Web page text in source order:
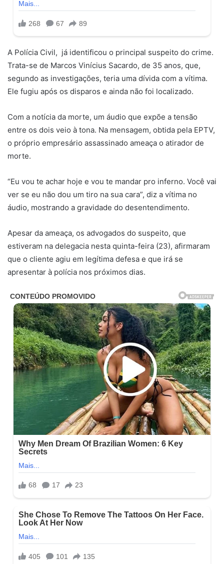
A Polícia Civil, já identificou o principal suspeito do crime.
Trata-se de Marcos Vinícius Sacardo, de 35 anos, que,
segundo as investigações, teria uma dívida com a vítima.
Ele fugiu após os disparos e ainda não foi localizado.
Com a notícia da morte, um áudio que expõe a tensão
entre os dois veio à tona. Na mensagem, obtida pela EPTV,
o próprio empresário assassinado ameaça o atirador de
morte.
“Eu vou te achar hoje e vou te mandar pro inferno. Você vai
ver se eu não dou um tiro na sua cara”, diz a vítima no
áudio, mostrando a gravidade do desentendimento.
Apesar da ameaça, os advogados do suspeito, que
estiveram na delegacia nesta quinta-feira (23), afirmaram
que o cliente agiu em legítima defesa e que irá se
apresentar à polícia nos próximos dias.